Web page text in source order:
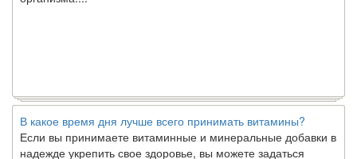
В какое время дня лучше всего принимать витамины?
Если вы принимаете витаминные и минеральные добавки в
надежде укрепить свое здоровье, вы можете задаться